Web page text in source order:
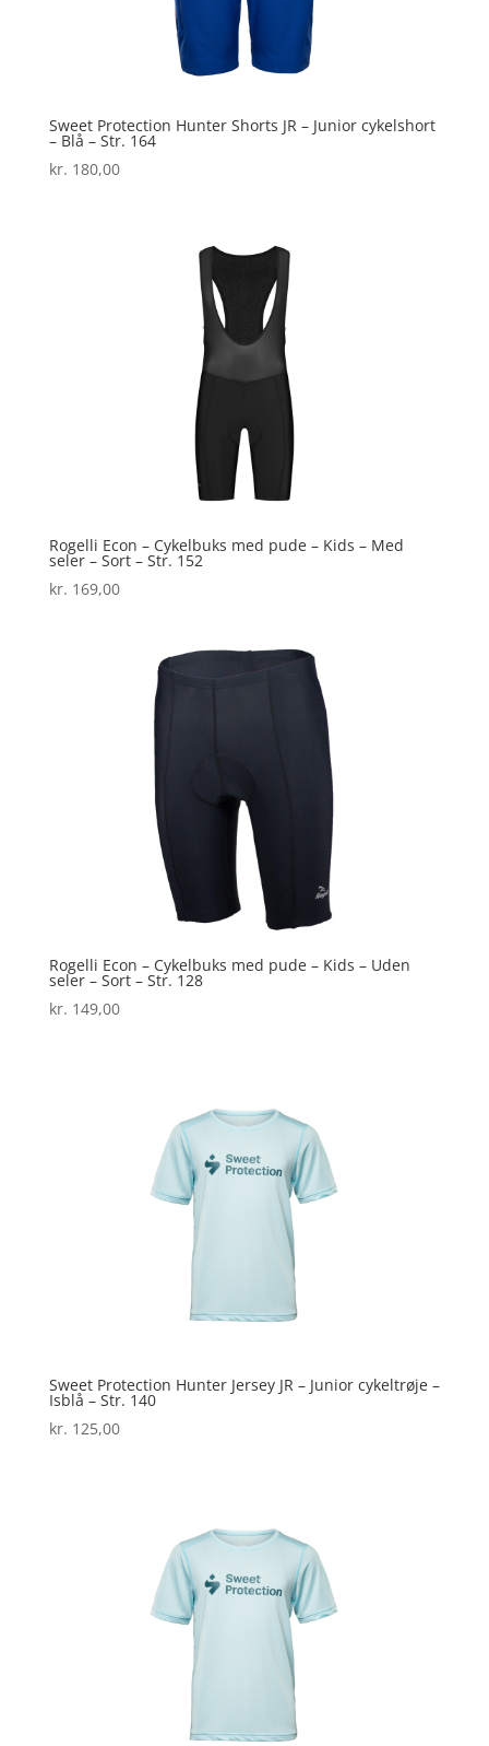
Sweet Protection Hunter Shorts JR – Junior cykelshort
– Blå – Str. 164
kr. 180,00
Rogelli Econ – Cykelbuks med pude – Kids – Med
seler – Sort – Str. 152
kr. 169,00
Rogelli Econ – Cykelbuks med pude – Kids – Uden
seler – Sort – Str. 128
kr. 149,00
Sweet Protection Hunter Jersey JR – Junior cykeltrøje –
Isblå – Str. 140
kr. 125,00